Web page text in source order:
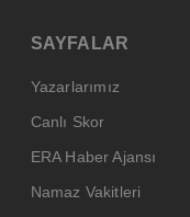
SAYFALAR
Yazarlarımız
Canlı Skor
ERA Haber Ajansı
Namaz Vakitleri